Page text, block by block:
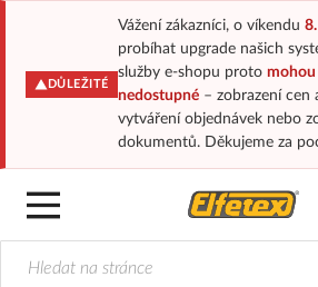
DŮLEŽITÉ
Vážení zákazníci, o víkendu
probíhat upgrade našich
služby e-shopu proto mohou
nedostupné– zobrazení cen
vytváření objednávek nebo
dokumentů. Děkujeme za